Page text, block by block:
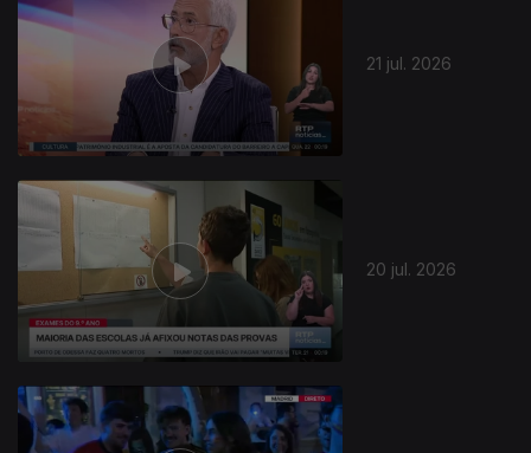
21 jul. 2026
20 jul. 2026